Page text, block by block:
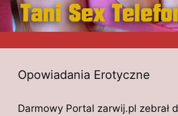
Opowiadania Erotyczne
Darmowy Portal zarwij.pl zebrał